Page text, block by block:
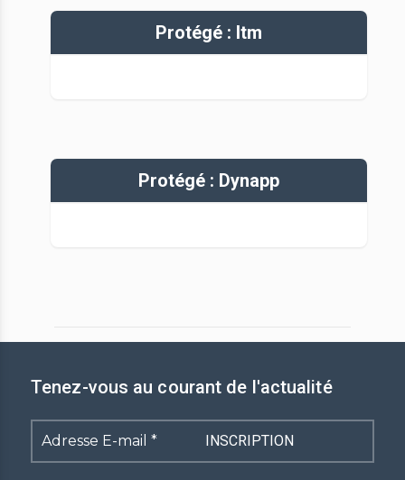
Protégé : Itm
Protégé : Dynapp
Tenez-vous au courant de l'actualité
Adresse
E-